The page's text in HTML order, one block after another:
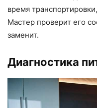
время
Мастер проверит его
заменит.
Диагностика